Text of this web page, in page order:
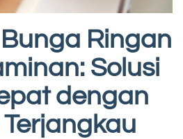
Ringan
Solusi
dengan